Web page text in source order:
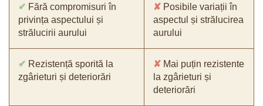
✔ Fără compromisuri în
privința aspectului și
strălucirii aurului
✘ Posibile variații în
aspectul și strălucirea
aurului
✔ Rezistență sporită la
zgârieturi și deteriorări
✘ Mai puțin rezistente
la zgârieturi și
deteriorări